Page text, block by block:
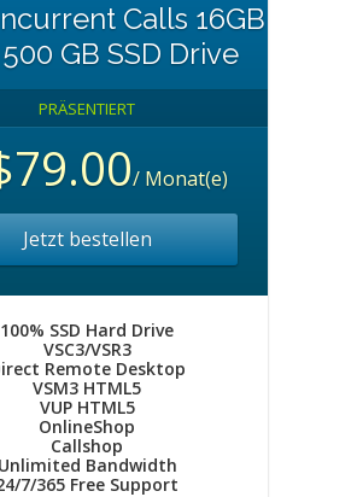
Calls 16GB
GB SSD Drive
PRÄSENTIERT
/ Monat(e)
Jetzt bestellen
100% SSD Hard Drive
VSC3/VSR3
Remote Desktop
VSM3 HTML5
VUP HTML5
OnlineShop
Callshop
Unlimited Bandwidth
7/365 Free Support